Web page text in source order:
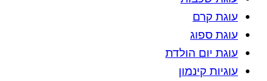
עוגת קרם
עוגת ספוג
עוגת יום הולדת
עוגיות קינמון